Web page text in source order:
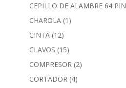
CEPILLO DE ALAMBRE 64
CHAROLA (1)
CINTA (12)
CLAVOS (15)
COMPRESOR (2)
CORTADOR (4)